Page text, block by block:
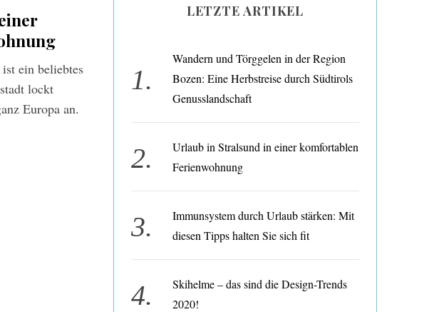
ein beliebtes
lockt
Europa an.
LETZTE ARTIKEL
Wandern und Törggelen in der Region
Bozen: Eine Herbstreise durch Südtirols
Genusslandschaft
Urlaub in Stralsund in einer komfortablen
Ferienwohnung
Immunsystem durch Urlaub stärken: Mit
diesen Tipps halten Sie sich fit
Skihelme – das sind die Design-Trends
2020!